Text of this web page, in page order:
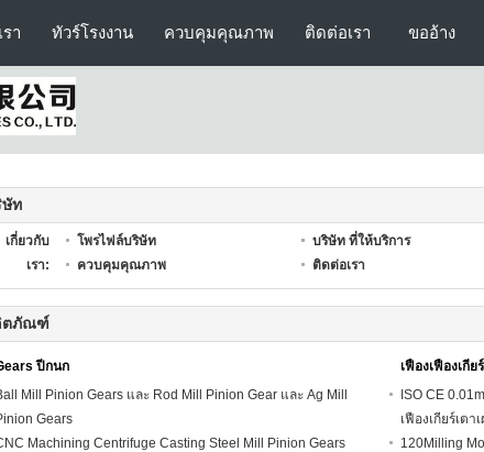
า ทัวร์โรงงาน ควบคุมคุณภาพ ติดต่อเรา ขออ้าง
ท
เกี่ยวกับ
เรา:
โพรไฟล์บริษัท บริษัท ที่ให้บริการ
ควบคุมคุณภาพ
ติดต่อเรา
ตภัณฑ์
ปีกนก
Mill Pinion Gears และ Rod Mill Pinion Gear และ Ag Mill
Gears
Machining Centrifuge Casting Steel Mill Pinion Gears
เฟืองเฟืองเกีย
ISO CE
เฟืองเกียร์เต
120Milling